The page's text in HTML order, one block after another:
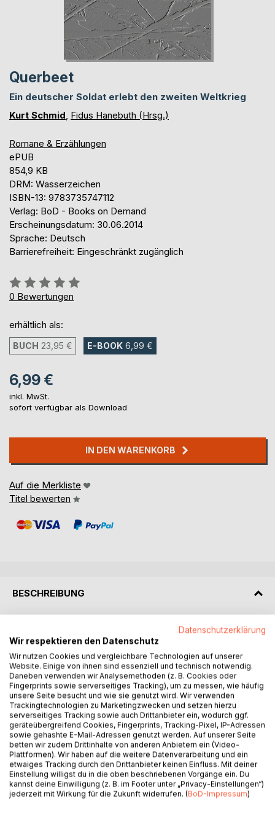
Querbeet
Ein deutscher Soldat erlebt den zweiten Weltkrieg
Kurt Schmid Fidus Hanebuth (Hrsg.)
Romane & Erzählungen
ePUB
854,9 KB
DRM: Wasserzeichen
ISBN-13: 9783735747112
Verlag: BoD - Books on Demand
Erscheinungsdatum: 30.06.2014
Sprache: Deutsch
Barrierefreiheit: Eingeschränkt zugänglich
Bewertung::
0%
0 Bewertungen
erhältlich als:
BUCH 23,95 € E-BOOK 6,99 €
6,99 €
inkl. MwSt.
sofort verfügbar als Download
IN DEN WARENKORB
Auf die Merkliste
Titel bewerten
BESCHREIBUNG
Ein deutscher Soldat erlebt den zweiten Weltkrieg
A German soldier lived through the Second World War.
Un soldat allemand a vécu la Seconde Guerre mondiale.
Niemiecki ?o?nierz prze?y? II wojny ?wiatowej
Njemjezkij soldat pjerjeshil Wtoroj mirowoj wojny
Njamjezk? saldat pjerashy? Drugoj suswjetnaj wajny
N?mjez'kij soldat pjerjeshiw Drugo? sw?towo? w?jni
Datenschutzerklärung
Wir respektieren den Datenschutz
Wir nutzen Cookies und vergleichbare Technologien auf unserer
Website. Einige von ihnen sind essenziell und technisch notwendig.
Daneben verwenden wir Analysemethoden (z. B. Cookies oder
Fingerprints sowie serverseitiges Tracking), um zu messen, wie häufig
unsere Seite besucht und wie sie genutzt wird. Wir verwenden
Trackingtechnologien zu Marketingzwecken und setzen hierzu
serverseitiges Tracking sowie auch Drittanbieter ein, wodurch ggf.
geräteübergreifend Cookies, Fingerprints, Tracking-Pixel, IP-Adressen
sowie gehashte E-Mail-Adressen genutzt werden. Auf unserer Seite
betten wir zudem Drittinhalte von anderen Anbietern ein (Video-
Plattformen). Wir haben auf die weitere Datenverarbeitung und ein
etwaiges Tracking durch den Drittanbieter keinen Einfluss. Mit deiner
Einstellung willigst du in die oben beschriebenen Vorgänge ein. Du
kannst deine Einwilligung (z. B. im Footer unter „Privacy-Einstellungen“)
jederzeit mit Wirkung für die Zukunft widerrufen. (BoD-Impressum)